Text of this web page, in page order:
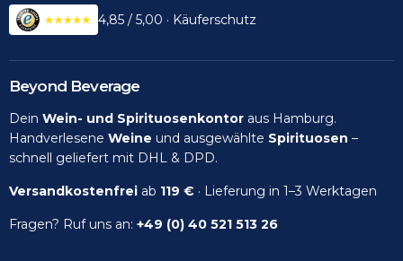
4,85 / 5,00 · Käuferschutz
Beyond Beverage
Dein Wein- und Spirituosenkontor aus Hamburg.
Handverlesene Weine und ausgewählte Spirituosen –
schnell geliefert mit DHL & DPD.
Versandkostenfrei ab 119 € · Lieferung in 1–3 Werktagen
Fragen? Ruf uns an: +49 (0) 40 521 513 26